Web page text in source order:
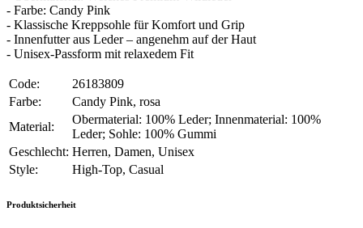
- Farbe: Candy Pink
- Klassische Kreppsohle für Komfort und Grip
- Innenfutter aus Leder – angenehm auf der Haut
- Unisex-Passform mit relaxedem Fit
Code:
26183809
Farbe:
Candy Pink, rosa
Material:
Obermaterial: 100% Leder; Innenmaterial: 100%
Leder; Sohle: 100% Gummi
Geschlecht: Herren, Damen, Unisex
Style:
High-Top, Casual
Produktsicherheit